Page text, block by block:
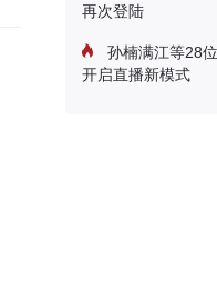
再次登陆
孙楠满江等28
开启直播新模式